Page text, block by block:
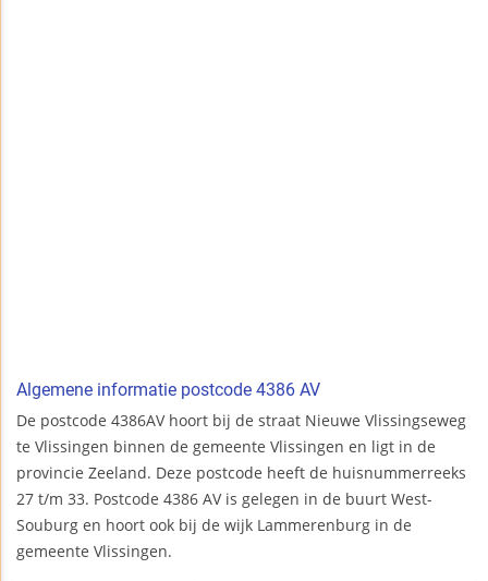
Algemene informatie postcode 4386 AV
De postcode 4386AV hoort bij de straat Nieuwe Vlissingseweg
te Vlissingen binnen de gemeente Vlissingen en ligt in de
provincie Zeeland. Deze postcode heeft de huisnummerreeks
27 t/m 33. Postcode 4386 AV is gelegen in de buurt West-
Souburg en hoort ook bij de wijk Lammerenburg in de
gemeente Vlissingen.